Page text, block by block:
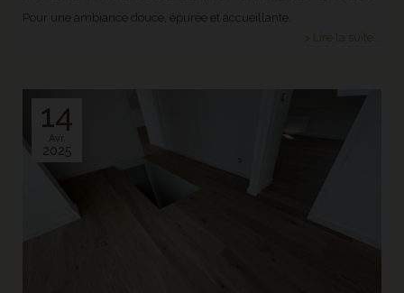
Pour une ambiance douce, épurée et accueillante.
> Lire la suite...
14
Avr.
2025